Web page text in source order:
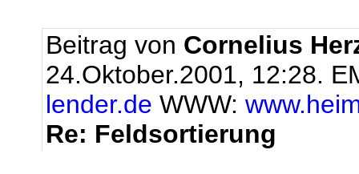
Beitrag von Cornelius
24.Oktober.2001, 12:28.
lender.de WWW:
Re: Feldsortierung